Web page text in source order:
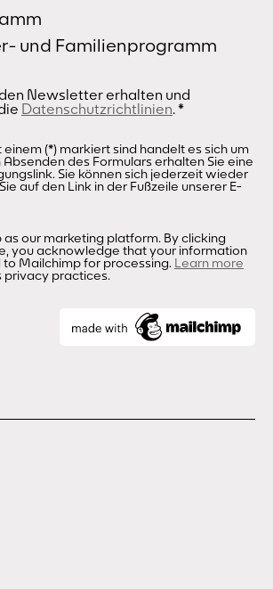
und Familienprogramm
erhalten und
Datenschutzrichtlinien.*
einem (*) markiert sind handelt es sich um
des Formulars erhalten Sie eine
Sie können sich jederzeit wieder
auf den Link in der Fußzeile unserer E-
our marketing platform. By clicking
you acknowledge that your information
Mailchimp for processing. Learn more
practices.